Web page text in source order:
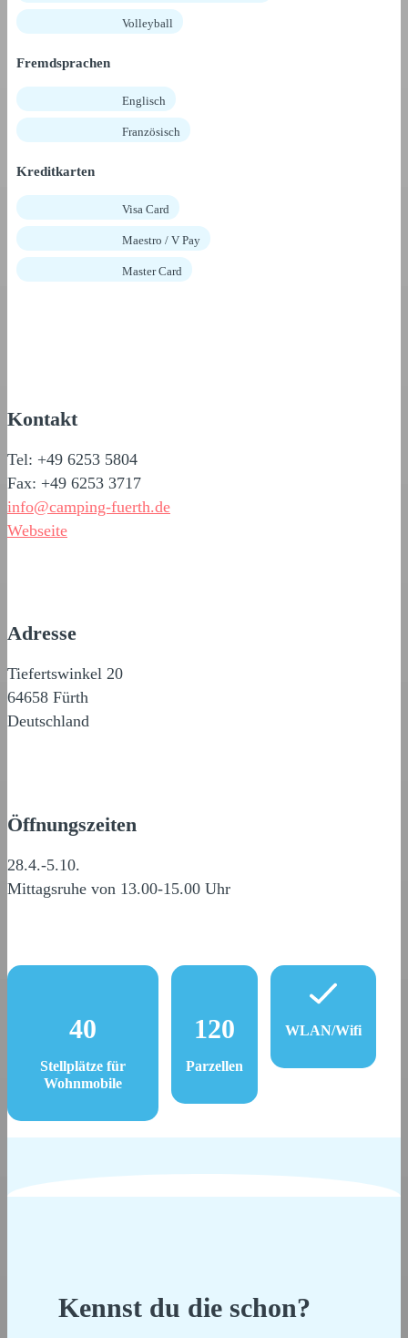
Volleyball
Fremdsprachen
Englisch
Französisch
Kreditkarten
Visa Card
Maestro / V Pay
Master Card
Kontakt
Tel: +49 6253 5804
Fax: +49 6253 3717
info@camping-fuerth.de
Webseite
Adresse
Tiefertswinkel 20
64658 Fürth
Deutschland
Öffnungszeiten
28.4.-5.10.
Mittagsruhe von 13.00-15.00 Uhr
40
Stellplätze für
Wohnmobile
120
Parzellen
WLAN/Wifi
Kennst du die schon?